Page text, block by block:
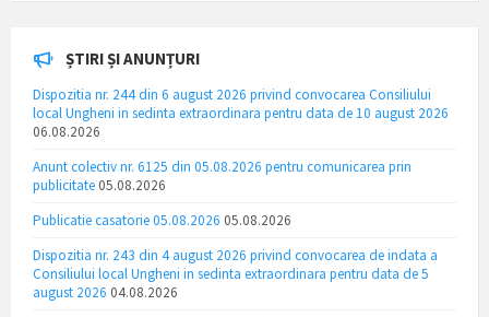
ȘTIRI ȘI ANUNȚURI
Dispozitia nr. 244 din 6 august 2026 privind convocarea Consiliului
local Ungheni in sedinta extraordinara pentru data de 10 august 2026
06.08.2026
Anunt colectiv nr. 6125 din 05.08.2026 pentru comunicarea prin
publicitate 05.08.2026
Publicatie casatorie 05.08.2026 05.08.2026
Dispozitia nr. 243 din 4 august 2026 privind convocarea de indata a
Consiliului local Ungheni in sedinta extraordinara pentru data de 5
august 2026 04.08.2026